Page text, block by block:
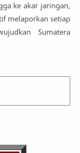
ke akar jaringan,
melaporkan setiap
Sumatera